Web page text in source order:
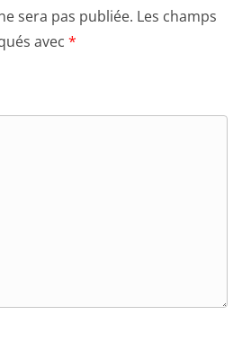
sera pas publiée. Les champs
avec *